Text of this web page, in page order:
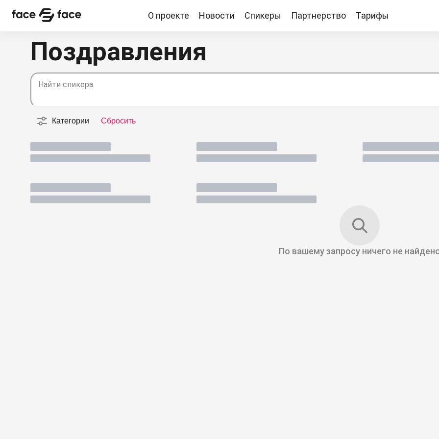
О проекте Новости Спикеры Партнерство Тарифы
О проекте
Поздравления
Найти спикера
Категории Сбросить
По вашему запросу ничего не